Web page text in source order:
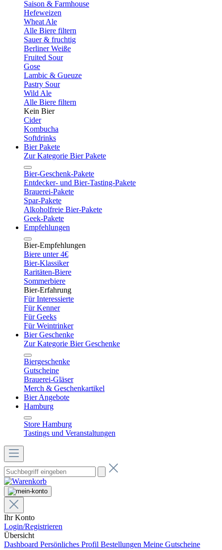
Saison & Farmhouse
Hefeweizen
Wheat Ale
Alle Biere filtern
Sauer & fruchtig
Berliner Weiße
Fruited Sour
Gose
Lambic & Gueuze
Pastry Sour
Wild Ale
Alle Biere filtern
Kein Bier
Cider
Kombucha
Softdrinks
Bier Pakete
Zur Kategorie Bier Pakete
Bier-Geschenk-Pakete
Entdecker- und Bier-Tasting-Pakete
Brauerei-Pakete
Spar-Pakete
Alkoholfreie Bier-Pakete
Geek-Pakete
Empfehlungen
Bier-Empfehlungen
Biere unter 4€
Bier-Klassiker
Raritäten-Biere
Sommerbiere
Bier-Erfahrung
Für Interessierte
Für Kenner
Für Geeks
Für Weintrinker
Bier Geschenke
Zur Kategorie Bier Geschenke
Biergeschenke
Gutscheine
Brauerei-Gläser
Merch & Geschenkartikel
Bier Angebote
Hamburg
Store Hamburg
Tastings und Veranstaltungen
Ihr Konto
Login/Registrieren
Übersicht
Dashboard Persönliches Profil Bestellungen Meine Gutscheine